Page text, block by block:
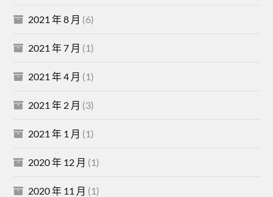
2021 年 8 月 (6)
2021 年 7 月 (1)
2021 年 4 月 (1)
2021 年 2 月 (3)
2021 年 1 月 (1)
2020 年 12 月 (1)
2020 年 11 月 (1)